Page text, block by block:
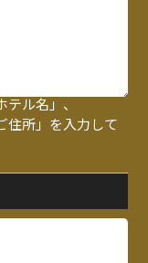
ル名」、
住所」を入力して